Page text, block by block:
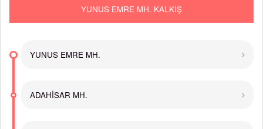
YUNUS EMRE MH. KALKIŞ
YUNUS EMRE MH.
ADAHİSAR MH.